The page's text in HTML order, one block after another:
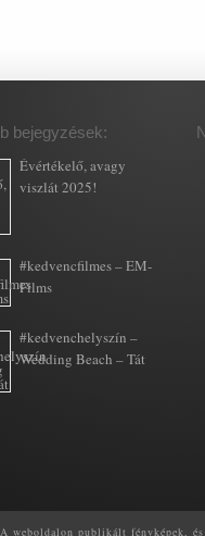
bejegyzések:
Évértékelő, avagy
viszlát 2025!
#kedvencfilmes – EM-
Films
#kedvenchelyszín –
Wedding Beach – Tát
publikált fényképek, és